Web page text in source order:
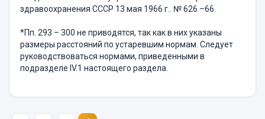
здравоохранения СССР 13 мая 1966 г.. № 626 –66.
*Пп. 293 – 300 не приводятся, так как в них указаны
размеры расстояний по устаревшим нормам. Следует
руководствоваться нормами, приведенными в
подразделе IV.1 настоящего раздела.